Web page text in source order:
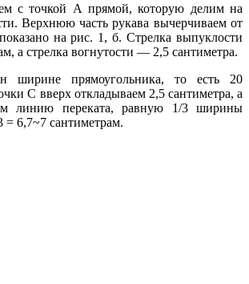
с точкой А прямой, которую делим на
Верхнюю часть рукава вычерчиваем от
на рис. 1, б. Стрелка выпуклости
а стрелка вогнутости — 2,5 сантиметра.
ширине прямоугольника, то есть 20
С вверх откладываем 2,5 сантиметра, а
линию переката, равную 1/3 ширины
= 6,7~7 сантиметрам.